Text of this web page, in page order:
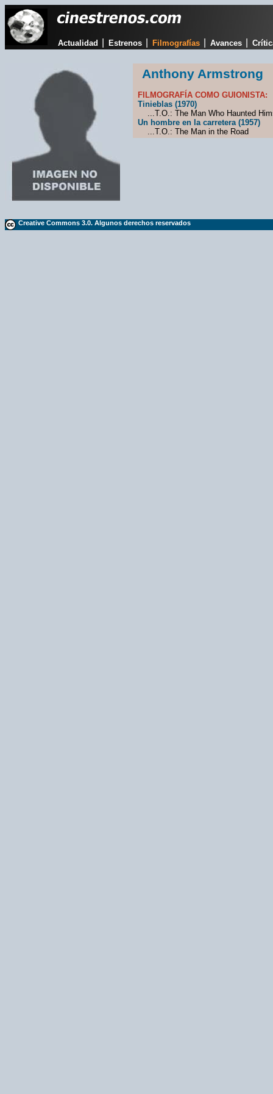
Actualidad Estrenos Filmografías Avances
Anthony Armstrong
FILMOGRAFÍA COMO GUIONISTA:
Tinieblas (1970)
...T.O.: The Man Who Haunted
Un hombre en la carretera (1957)
...T.O.: The Man in the Road
Creative Commons 3.0. Algunos derechos reservados